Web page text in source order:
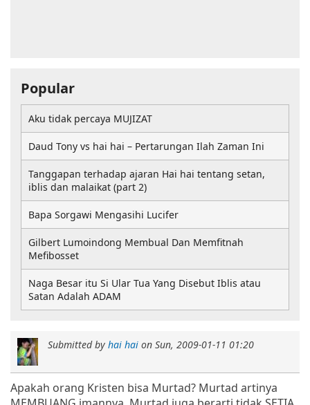
Submitted by hai hai on Sun, 2009-01-11 01:20
Apakah orang Kristen bisa Murtad? Murtad artinya
Popular
Aku tidak percaya MUJIZAT
Daud Tony vs hai hai – Pertarungan Ilah Zaman Ini
Tanggapan terhadap ajaran Hai hai tentang setan,
iblis dan malaikat (part 2)
Bapa Sorgawi Mengasihi Lucifer
Gilbert Lumoindong Membual Dan Memfitnah
Mefibosset
Naga Besar itu Si Ular Tua Yang Disebut Iblis atau
Satan Adalah ADAM